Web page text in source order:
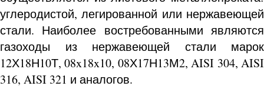
углеродистой, легированной или нержавеющей
стали. Наиболее востребованными являются
газоходы из нержавеющей стали марок
12Х18Н10Т, 08x18x10, 08Х17Н13М2, AISI 304, AISI
316, AISI 321 и аналогов.